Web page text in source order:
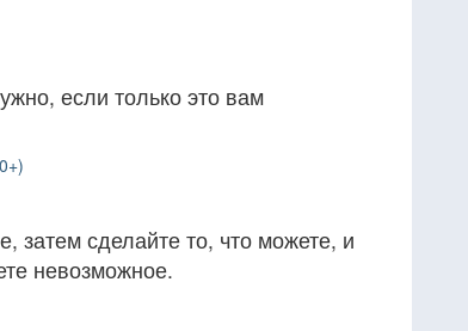
если только это вам
затем сделайте то, что можете, и
невозможное.